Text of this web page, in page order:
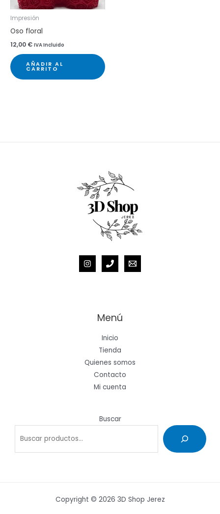
Impresión
Oso floral
12,00 € IVA Incluido
AÑADIR AL
CARRITO
Menú
Inicio
Tienda
Quienes somos
Contacto
Mi cuenta
Buscar
Copyright © 2026 3D Shop Jerez